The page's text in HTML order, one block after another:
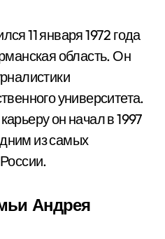
11 января 1972 года
область. Он
университета.
он начал в 1997
из самых
Андрея